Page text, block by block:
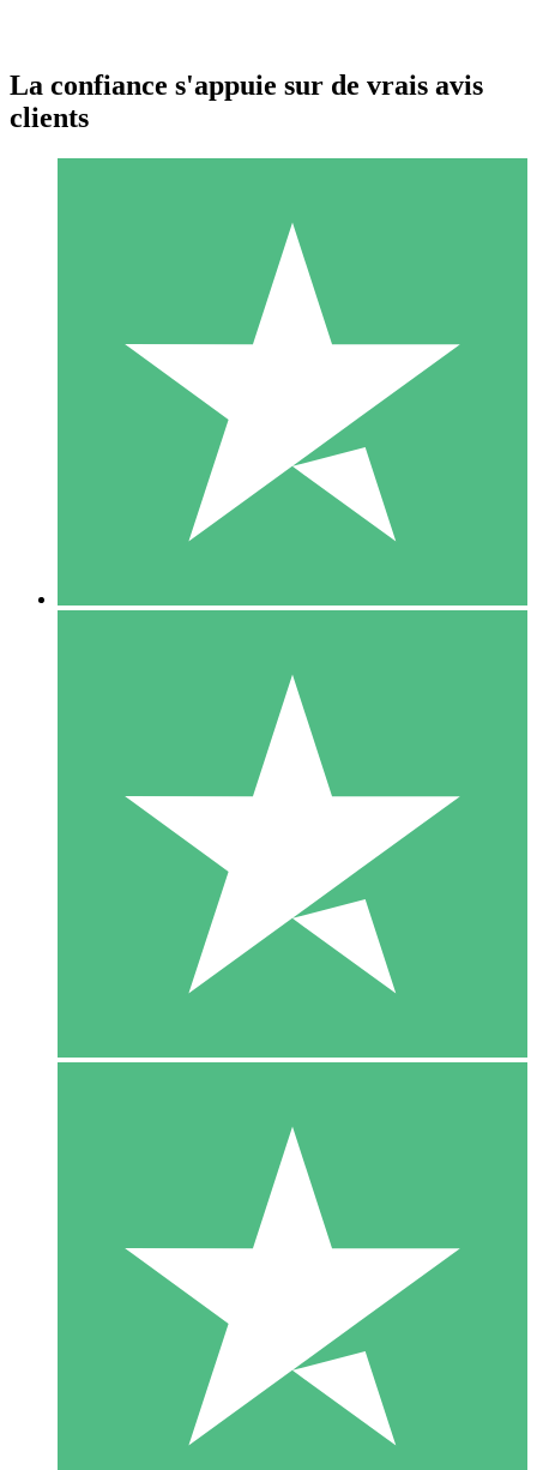
Packs de Crédits Individuels
Payez à l'utilisation avec des crédits de téléchargement. Sans
1 Téléchargement
10 00
10 Téléchargements
20 00
La confiance s'appuie sur de vrais avis
clients